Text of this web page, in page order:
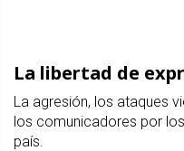
La libertad de
La agresión, los ataques
los comunicadores por
país.